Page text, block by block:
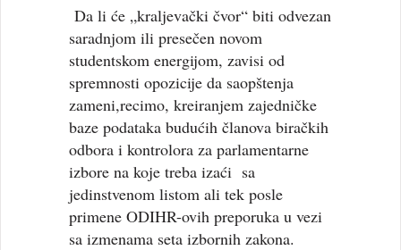
Da li će „kraljevački čvor“ biti odvezan
saradnjom ili presečen novom
studentskom energijom, zavisi od
spremnosti opozicije da saopštenja
zameni,recimo, kreiranjem zajedničke
baze podataka budućih članova biračkih
odbora i kontrolora za parlamentarne
izbore na koje treba izaći sa
jedinstvenom listom ali tek posle
primene ODIHR-ovih preporuka u vezi
sa izmenama seta izbornih zakona.